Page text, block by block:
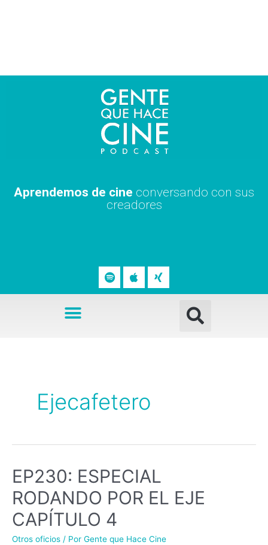
Aprendemos de cine conversando con sus
creadores
o
t
i
p
l
e
n
g
Menú
Ejecafetero
EP230: ESPECIAL
RODANDO POR EL EJE
CAPÍTULO 4
Otros oficios / Por Gente que Hace Cine